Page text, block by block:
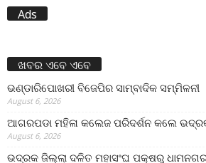
Ads
ଖବର ଏବେ ଏବେ
ଭଣ୍ଡାରିପୋଖରୀ ବିଜେପିର ସାମ୍ବାଦିକ ସମ୍ମିଳନୀ
August 6, 2026
ଆଗରପଡା ମହିଳା କଲେଜ ପରିଦର୍ଶନ କଲେ
August 6, 2026
ଭଦ୍ରକ ଜିଲ୍ଲା ଦଳିତ ମହାସଂଘ ପକ୍ଷରୁ